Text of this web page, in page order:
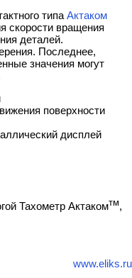
типа Актаком
скорости вращения
деталей.
Последнее,
значения могут
поверхности
дисплей
Тахометр Актакомтм,
www.eliks.ru